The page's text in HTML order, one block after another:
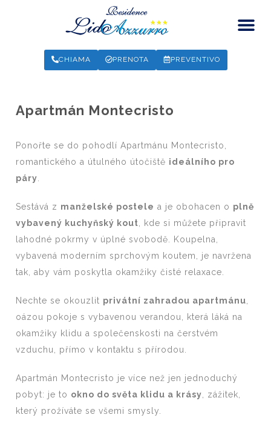
CHIAMA PRENOTA PREVENTIVO
Apartmán Montecristo
Ponořte se do pohodlí Apartmánu Montecristo,
romantického a útulného útočiště ideálního pro
páry
Sestává z manželské postele a je obohacen o plně
vybavený kuchyňský kout , kde si můžete připravit
lahodné pokrmy v úplné svobodě. Koupelna,
vybavená moderním sprchovým koutem, je navržena
tak, aby vám poskytla okamžiky čisté relaxace.
Nechte se okouzlit privátní zahradou apartmánu
oázou pokoje s vybavenou verandou, která láká na
okamžiky klidu a společenskosti na čerstvém
vzduchu, přímo v kontaktu s přírodou.
Apartmán Montecristo je více než jen jednoduchý
pobyt: je to okno do světa klidu a krásy , zážitek,
který prožíváte se všemi smysly.